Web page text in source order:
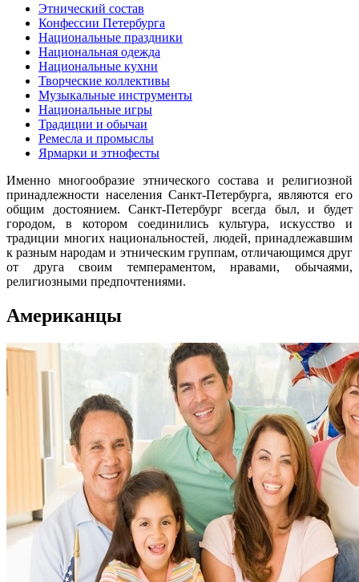
Этнический состав
Конфессии Петербурга
Национальные праздники
Национальная одежда
Национальные кухни
Творческие коллективы
Музыкальные инструменты
Национальные игры
Традиции и обычаи
Ремесла и промыслы
Ярмарки и этнофесты
Именно многообразие этнического состава и религиозной
принадлежности населения Санкт-Петербурга, являются его
общим достоянием. Санкт-Петербург всегда был, и будет
городом, в котором соединились культура, искусство и
традиции многих национальностей, людей, принадлежавшим
к разным народам и этническим группам, отличающимся друг
от друга своим темпераментом, нравами, обычаями,
религиозными предпочтениями.
Американцы